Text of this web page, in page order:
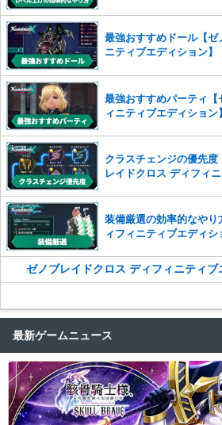
最強おすすめドール【ゼ
ニティブエディション】
最強おすすめパーティ
ィニティブエディション】
クラスチェンジの優先
レイドクロス ディフィ
装備厳選の効率的なや
ィフィニティブエディシ
ゼノブレイドクロス ディフィニティ
最新ゲームニュース